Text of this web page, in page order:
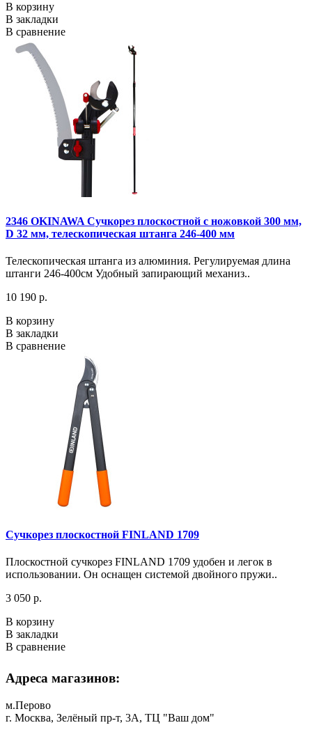
В корзину
В закладки
В сравнение
2346 OKINAWA Сучкорез плоскостной с ножовкой 300 мм,
D 32 мм, телескопическая штанга 246-400 мм
Телескопическая штанга из алюминия. Регулируемая длина
штанги 246-400см Удобный запирающий механиз..
10 190 р.
В корзину
В закладки
В сравнение
Сучкорез плоскостной FINLAND 1709
Плоскостной сучкорез FINLAND 1709 удобен и легок в
использовании. Он оснащен системой двойного пружи..
3 050 р.
В корзину
В закладки
В сравнение
Адреса магазинов:
м.Перово
г. Москва, Зелёный пр-т, 3А, ТЦ "Ваш дом"